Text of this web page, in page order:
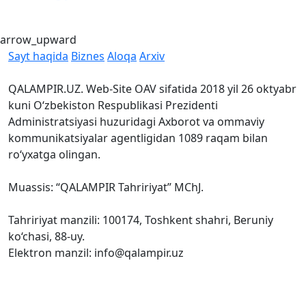
arrow_upward
Sayt haqida Biznes Aloqa Arxiv
QALAMPIR.UZ. Web-Site OAV sifatida 2018 yil 26 oktyabr
kuni O‘zbekiston Respublikasi Prezidenti
Administratsiyasi huzuridagi Axborot va ommaviy
kommunikatsiyalar agentligidan 1089 raqam bilan
ro‘yxatga olingan.
Muassis: “QALAMPIR Tahririyat” MChJ.
Tahririyat manzili: 100174, Toshkent shahri, Beruniy
ko‘chasi, 88-uy.
Elektron manzil: info@qalampir.uz